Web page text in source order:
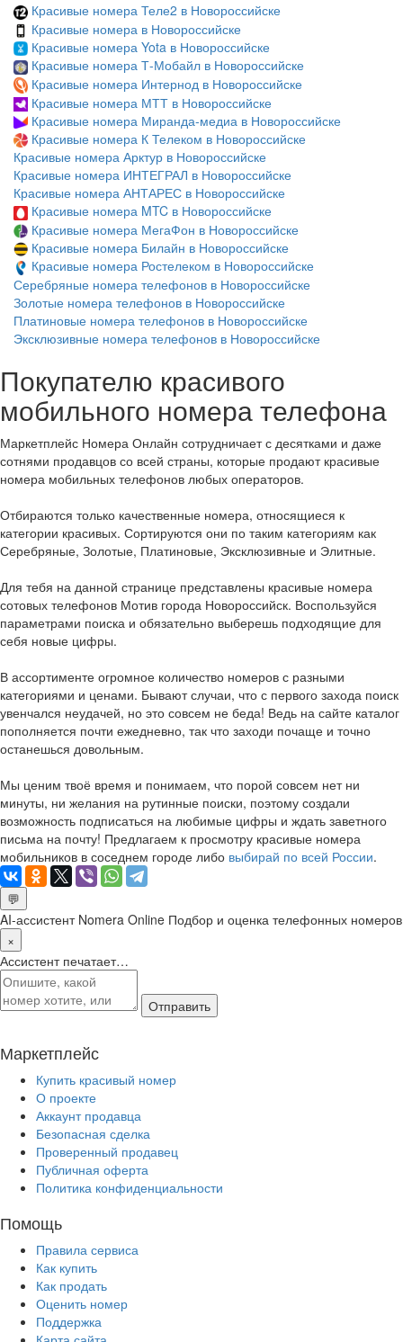
Красивые номера Теле2 в Новороссийске
Красивые номера в Новороссийске
Красивые номера Yota в Новороссийске
Красивые номера Т-Мобайл в Новороссийске
Красивые номера Интернод в Новороссийске
Красивые номера МТТ в Новороссийске
Красивые номера Миранда-медиа в Новороссийске
Красивые номера К Телеком в Новороссийске
Красивые номера Арктур в Новороссийске
Красивые номера ИНТЕГРАЛ в Новороссийске
Красивые номера АНТАРЕС в Новороссийске
Красивые номера MTC в Новороссийске
Красивые номера МегаФон в Новороссийске
Красивые номера Билайн в Новороссийске
Красивые номера Ростелеком в Новороссийске
Серебряные номера телефонов в Новороссийске
Золотые номера телефонов в Новороссийске
Платиновые номера телефонов в Новороссийске
Эксклюзивные номера телефонов в Новороссийске
Покупателю красивого
мобильного номера телефона
Маркетплейс Номера Онлайн сотрудничает с десятками и даже
сотнями продавцов со всей страны, которые продают красивые
номера мобильных телефонов любых операторов.
Отбираются только качественные номера, относящиеся к
категории красивых. Сортируются они по таким категориям как
Серебряные, Золотые, Платиновые, Эксклюзивные и Элитные.
Для тебя на данной странице представлены красивые номера
сотовых телефонов Мотив города Новороссийск. Воспользуйся
параметрами поиска и обязательно выберешь подходящие для
себя новые цифры.
В ассортименте огромное количество номеров с разными
категориями и ценами. Бывают случаи, что с первого захода поиск
увенчался неудачей, но это совсем не беда! Ведь на сайте каталог
пополняется почти ежедневно, так что заходи почаще и точно
останешься довольным.
Мы ценим твоё время и понимаем, что порой совсем нет ни
минуты, ни желания на рутинные поиски, поэтому создали
возможность подписаться на любимые цифры и ждать заветного
письма на почту! Предлагаем к просмотру красивые номера
мобильников в соседнем городе либо выбирай по всей России.
💬
AI-ассистент Nomera Online Подбор и оценка телефонных номеров
×
Ассистент печатает…
Отправить
Маркетплейс
Купить красивый номер
О проекте
Аккаунт продавца
Безопасная сделка
Проверенный продавец
Публичная оферта
Политика конфиденциальности
Помощь
Правила сервиса
Как купить
Как продать
Оценить номер
Поддержка